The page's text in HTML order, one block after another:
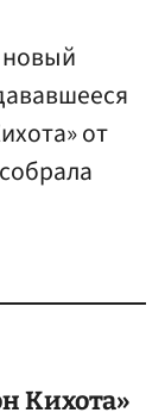
от
Кихота»